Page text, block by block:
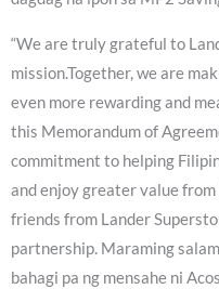
“We are truly grateful to
mission.Together, we are
even more rewarding and
this Memorandum of
commitment to helping
and enjoy greater value
friends from Lander
partnership. Maraming
bahagi pa ng mensahe ni